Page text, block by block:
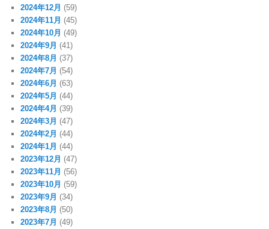
2024年12月 (59)
2024年11月 (45)
2024年10月 (49)
2024年9月 (41)
2024年8月 (37)
2024年7月 (54)
2024年6月 (63)
2024年5月 (44)
2024年4月 (39)
2024年3月 (47)
2024年2月 (44)
2024年1月 (44)
2023年12月 (47)
2023年11月 (56)
2023年10月 (59)
2023年9月 (34)
2023年8月 (50)
2023年7月 (49)